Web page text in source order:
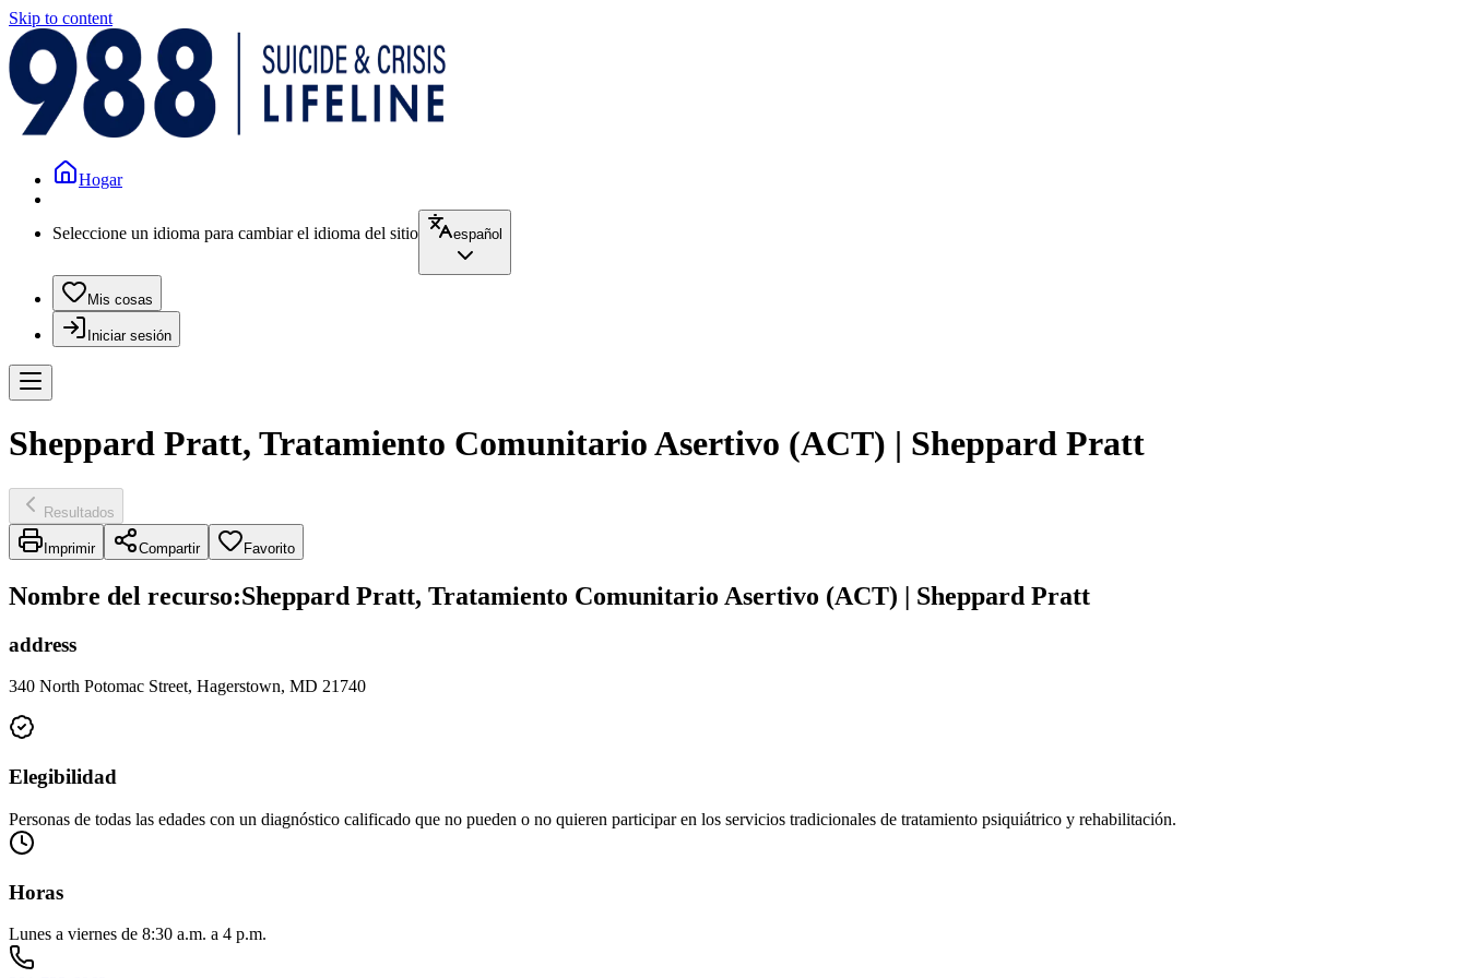
Skip to content
Hogar
Seleccione un idioma para cambiar el idioma del sitio español
Mis cosas
Iniciar sesión
Sheppard Pratt, Tratamiento Comunitario Asertivo (ACT) | Sheppard Pratt
Resultados
Imprimir Compartir Favorito
Nombre del recurso:Sheppard Pratt, Tratamiento Comunitario Asertivo (ACT) | Sheppard Pratt
address
340 North Potomac Street, Hagerstown, MD 21740
Elegibilidad
Personas de todas las edades con un diagnóstico calificado que no pueden o no quieren participar en los servicios tradicionales de tratamiento psiquiátrico y rehabilitación.
Horas
Lunes a viernes de 8:30 a.m. a 4 p.m.